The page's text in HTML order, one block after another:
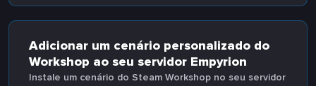
Adicionar um cenário personalizado do
Workshop ao seu servidor Empyrion
Instale um cenário do Steam Workshop no seu servidor